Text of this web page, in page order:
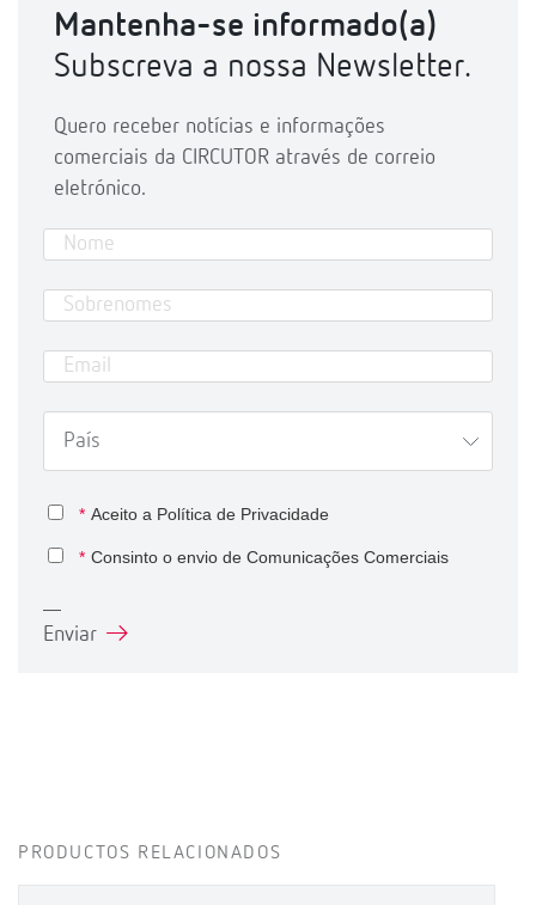
Mantenha-se informado(a)
Subscreva a nossa Newsletter.
Quero receber notícias e informações
comerciais da CIRCUTOR através de correio
eletrónico.
* Aceito a Política de Privacidade
* Consinto o envio de Comunicações Comerciais
Enviar
PRODUCTOS RELACIONADOS